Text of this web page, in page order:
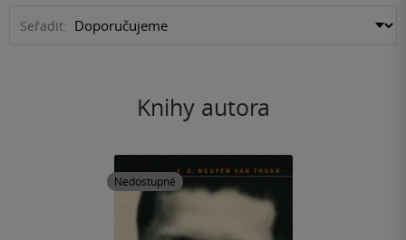
Seřadit:
Knihy autora
Nedostupné